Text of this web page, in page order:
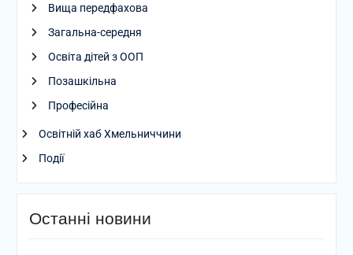
Вища передфахова
Загальна-середня
Освіта дітей з ООП
Позашкільна
Професійна
Освітній хаб Хмельниччини
Події
Останні новини